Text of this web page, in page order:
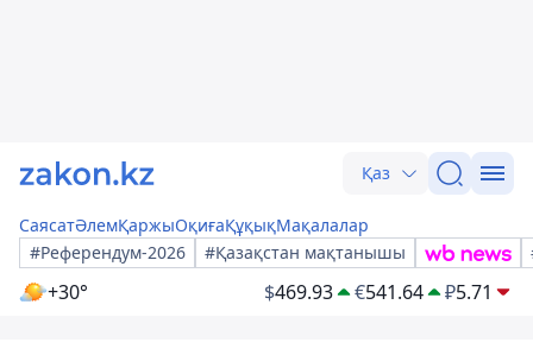
Қаз
СаясатӘлемҚаржыОқиғаҚұқықМақалалар
#Референдум-2026
#Қазақстан мақтанышы
+30° $469.93 €541.64 ₽5.71